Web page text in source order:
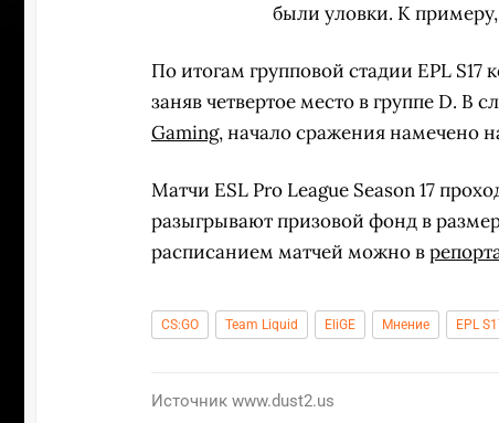
были уловки. К
По итогам групповой стадии EPL
заняв четвертое место в группе D. В
Gaming, начало сражения намечено
Матчи ESL Pro League Season 17
разыгрывают призовой фонд в
расписанием матчей можно в
CS:GO Team Liquid EliGE Мнение EPL
Источник www.dust2.us